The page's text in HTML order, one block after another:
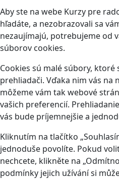
Aby ste na webe Kurzy pre
hľadáte, a nezobrazovali sa
nezaujímajú, potrebujeme od
súborov cookies.
Cookies sú malé súbory, ktoré
prehliadači. Vďaka nim vás na
môžeme vám tak webové
vašich preferencií.
vás bude príjemnejšie a
Kliknutím na tlačítko
jednoduše povolíte. Pokud
nechcete, klikněte na
podmínky jejich užívání si